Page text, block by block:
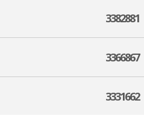
3382881
3366867
3331662